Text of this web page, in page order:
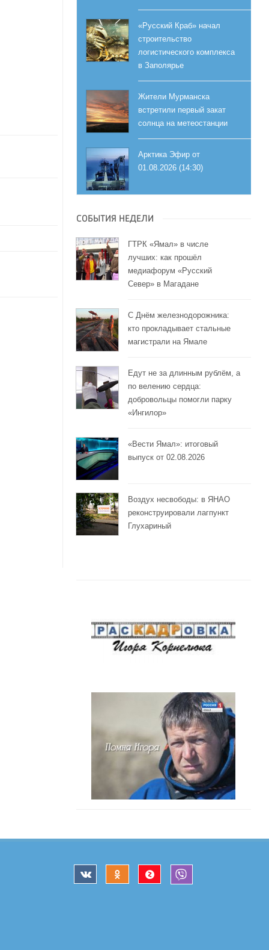
«Русский Краб» начал
строительство
логистического комплекса
в Заполярье
Жители Мурманска
встретили первый закат
солнца на метеостанции
Арктика Эфир от
01.08.2026 (14:30)
СОБЫТИЯ НЕДЕЛИ
ГТРК «Ямал» в числе
лучших: как прошёл
медиафорум «Русский
Север» в Магадане
С Днём железнодорожника:
кто прокладывает стальные
магистрали на Ямале
Едут не за длинным рублём, а
по велению сердца:
добровольцы помогли парку
«Ингилор»
«Вести Ямал»: итоговый
выпуск от 02.08.2026
Воздух несвободы: в ЯНАО
реконструировали лагпункт
Глухариный